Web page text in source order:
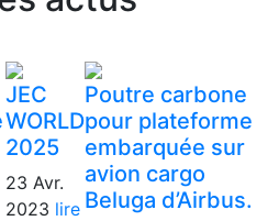
JEC
WORLD
2025
23 Avr.
2023 lire
Poutre carbone
pour plateforme
embarquée sur
avion cargo
Beluga d’Airbus.